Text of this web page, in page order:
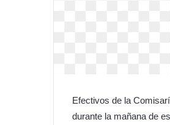
Efectivos de la
durante la mañana de